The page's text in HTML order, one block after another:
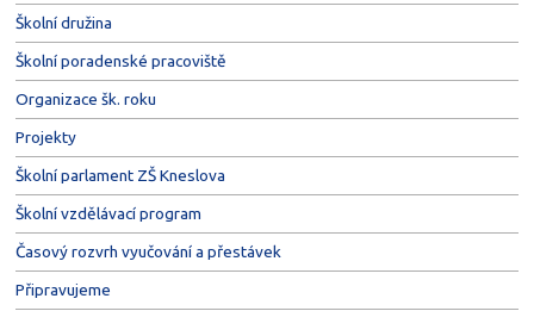
Školní družina
Školní poradenské pracoviště
Organizace šk. roku
Projekty
Školní parlament ZŠ Kneslova
Školní vzdělávací program
Časový rozvrh vyučování a přestávek
Připravujeme